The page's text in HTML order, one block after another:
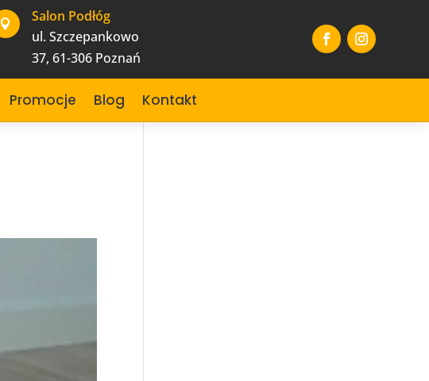

Salon Podłóg
ul. Szczepankowo
37, 61-306 Poznań
Promocje Blog Kontakt